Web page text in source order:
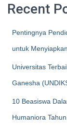
Recent
Pentingnya
untuk
Universitas
Ganesha
10 Beasiswa
Humaniora